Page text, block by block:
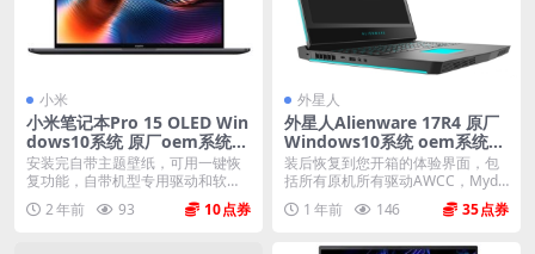
小米
小米笔记本Pro 15 OLED Win
dows10系统 原厂oem系统镜
像
安装完自带主题壁纸，可用一键恢
复功能，自带机型专用驱动和软
件，将电脑恢复到出厂时...
2 年前 93 10
外星人
外星人Alienware 17R4 原厂
Windows10系统 oem系统
带F12 SupportAssist OS Re
covery恢复
装后恢复到您开箱的体验界面，包
括所有原机所有驱动AWCC，Myde
ll、offi...
1 年前 146 35